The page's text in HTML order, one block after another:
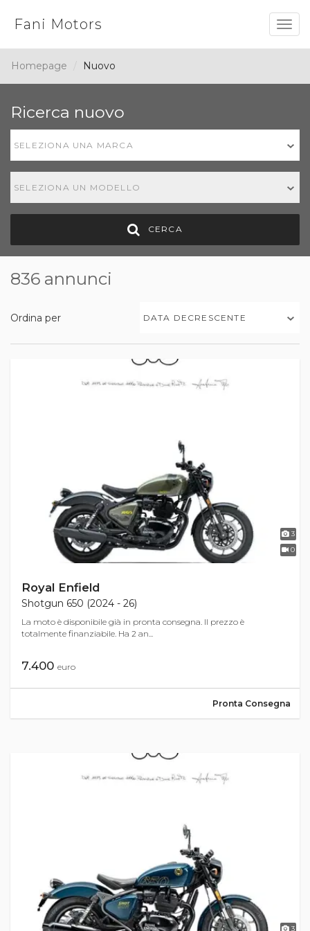
Fani Motors
Homepage Nuovo
Ricerca nuovo
SELEZIONA UNA MARCA
SELEZIONA UN MODELLO
CERCA
836 annunci
Ordina per DATA DECRESCENTE
3
0
Royal Enfield
Shotgun 650 (2024 - 26)
La moto è disponibile già in pronta consegna. Il prezzo è
totalmente finanziabile. Ha 2 an...
7.400 euro
Pronta Consegna
3